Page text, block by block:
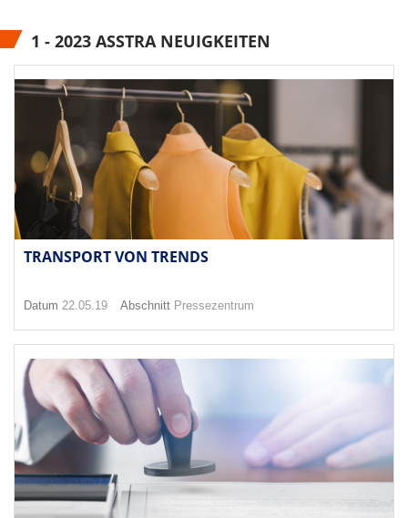
1 - 2023 ASSTRA NEUIGKEITEN
TRANSPORT VON TRENDS
Datum 22.05.19 Abschnitt Pressezentrum